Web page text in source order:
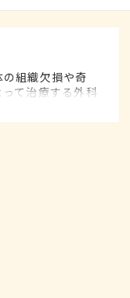
組織欠損や奇
て治療する外科